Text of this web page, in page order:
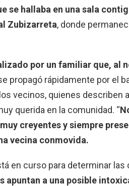
se hallaba en una sala
Zubizarreta, donde
por un familiar que, al
propagó rápidamente por el
vecinos, quienes describen
querida en la comunidad. “
creyentes y siempre
vecina conmovida.
en curso para determinar las
apuntan a una posible